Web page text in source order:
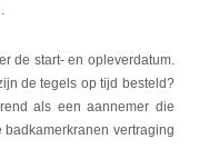
de start- en opleverdatum.
de tegels op tijd besteld?
als een aannemer die
vertraging